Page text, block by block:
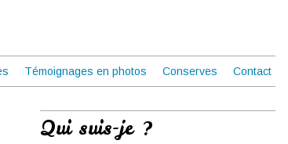
Témoignages en photos Conserves Contact
Qui suis-je ?